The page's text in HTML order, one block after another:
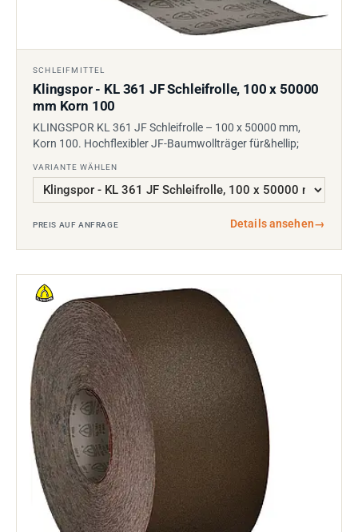
SCHLEIFMITTEL
Klingspor - KL 361 JF Schleifrolle, 100 x 50000
mm Korn 100
KLINGSPOR KL 361 JF Schleifrolle – 100 x 50000 mm,
Korn 100. Hochflexibler JF-Baumwollträger für&hellip;
VARIANTE WÄHLEN
PREIS AUF ANFRAGE Details ansehen→